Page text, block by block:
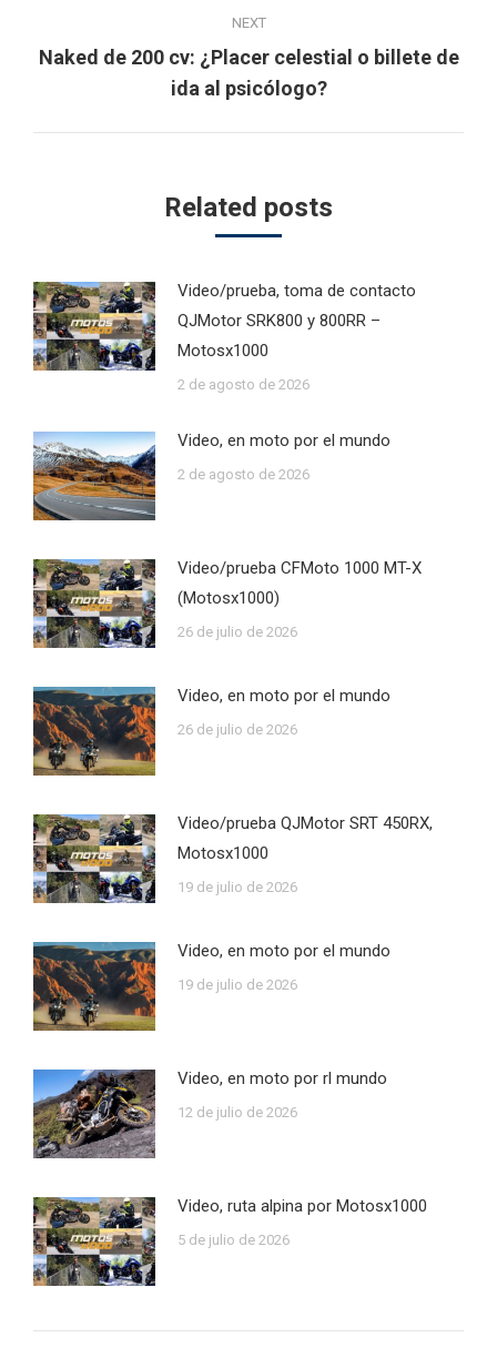
NEXT
Next
post:
Naked de 200 cv: ¿Placer celestial o billete de
ida al psicólogo?
Related posts
Video/prueba, toma de contacto
QJMotor SRK800 y 800RR –
Motosx1000
2 de agosto de 2026
Video, en moto por el mundo
2 de agosto de 2026
Video/prueba CFMoto 1000 MT-X
(Motosx1000)
26 de julio de 2026
Video, en moto por el mundo
26 de julio de 2026
Video/prueba QJMotor SRT 450RX,
Motosx1000
19 de julio de 2026
Video, en moto por el mundo
19 de julio de 2026
Video, en moto por rl mundo
12 de julio de 2026
Video, ruta alpina por Motosx1000
5 de julio de 2026